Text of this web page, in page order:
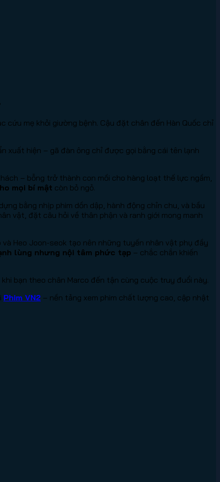
cứu mẹ khỏi giường bệnh. Cậu đặt chân đến Hàn Quốc chỉ
xuất hiện – gã đàn ông chỉ được gọi bằng cái tên lạnh
– bỗng trở thành con mồi cho hàng loạt thế lực ngầm,
mọi bí mật còn bỏ ngỏ.
bằng nhịp phim dồn dập, hành động chỉn chu, và bầu
vật, đặt câu hỏi về thân phận và ranh giới mong manh
Heo Joon-seok tạo nên những tuyến nhân vật phụ đầy
lùng nhưng nội tâm phức tạp – chắc chắn khiến
bạn theo chân Marco đến tận cùng cuộc truy đuổi này.
Phim VN2 – nền tảng xem phim chất lượng cao, cập nhật